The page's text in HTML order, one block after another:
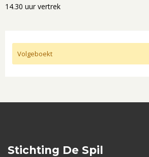
14.30 uur vertrek
Volgeboekt
Stichting De Spil